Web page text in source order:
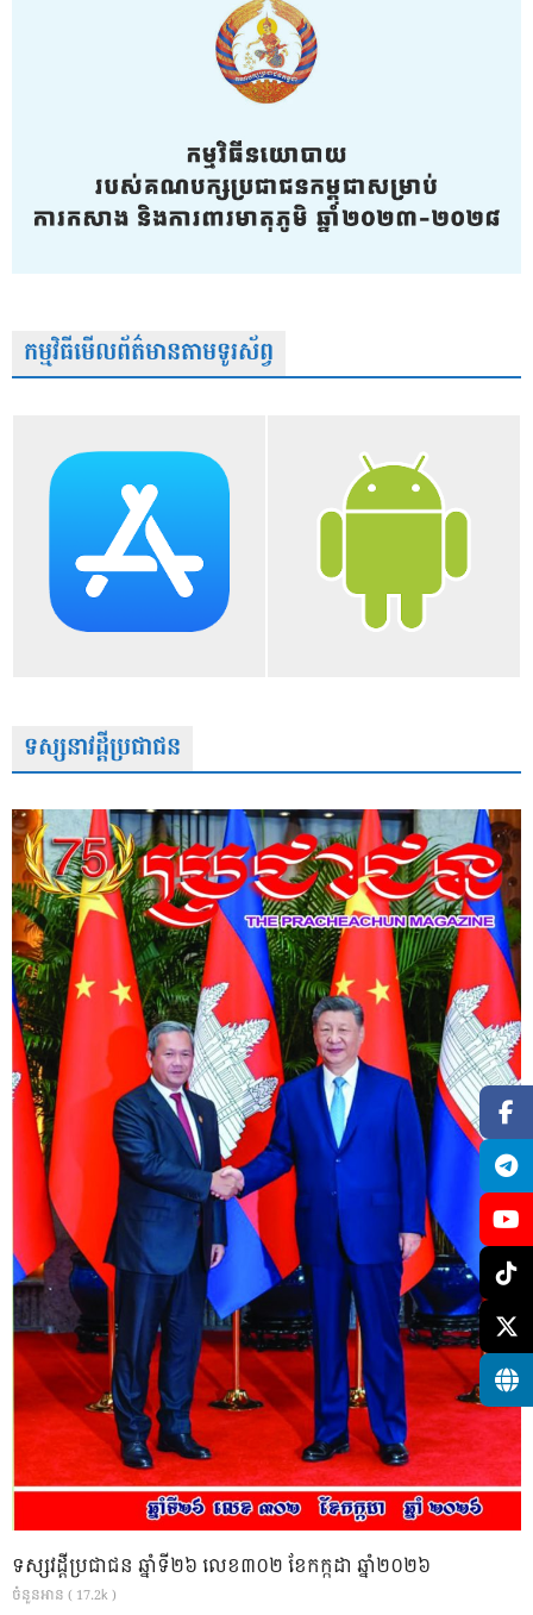
កម្មវិធីមើលព័ត៌មានតាមទូរស័ព្វ
ទស្សនាវដ្តីប្រជាជន
ទស្សវដ្តីប្រជាជន ឆ្នាំទី២៦ លេខ៣០២ ខែកក្កដា ឆ្នាំ២០២៦
ចំនួនអាន ( 17.2k )